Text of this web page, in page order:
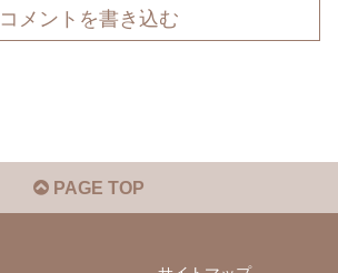
コメントを書き込む
PAGE TOP